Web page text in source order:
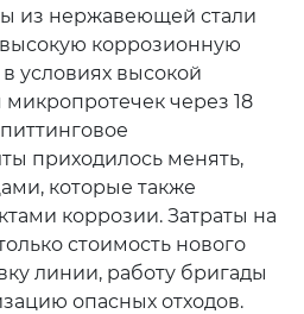
из нержавеющей стали
высокую коррозионную
в условиях высокой
через 18
приходилось менять,
которые также
коррозии. Затраты на
стоимость нового
линии, работу бригады
опасных отходов.